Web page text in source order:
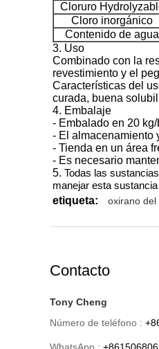
Cloruro
Cloro inorgánico
Contenido de agua
3. Uso
Combinado con la
revestimiento y el
Características del
curada, buena
4. Embalaje
- Embalado en 20
- El almacenamiento
- Tienda en un área
- Es necesario
5. Todas las
manejar esta
etiqueta: oxirano del
Contacto
Tony Cheng
Número de teléfono :